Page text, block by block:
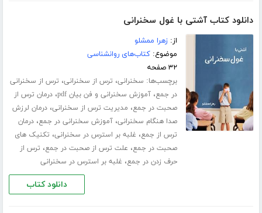
دانلود کتاب آشتی با غول سخنرانی
از:زهرا ممشلو
موضوع:کتاب‌های روانشناسی
۳۲ صفحه
برچسب‌ها: سخنرانی، ترس از سخنرانی، ترس از سخنرانی
در جمع،آموزش سخنرانی و فن بیان pdf ،درمان ترس از
صحبت در جمع، مدیریت ترس از سخنرانی،درمان لرزش
صدا هنگام سخنرانی،آموزش سخنرانی در جمع،درمان
ترس از جمع، غلبه بر استرس در سخنرانی، تکنیک های
صحبت در جمع، علت ترس از صحبت در جمع، ترس از
حرف زدن در جمع، غلبه بر استرس در سخنرانی
دانلود کتاب